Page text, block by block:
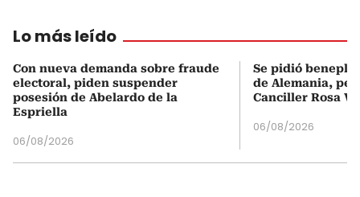
Lo más leído
Con nueva demanda sobre fraude
electoral, piden suspender
posesión de Abelardo de la
Espriella
06/08/2026
Se pidió
de Alemania,
Canciller Rosa
06/08/2026